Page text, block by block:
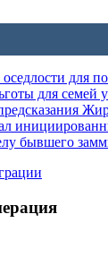
для
для семей
бывшего